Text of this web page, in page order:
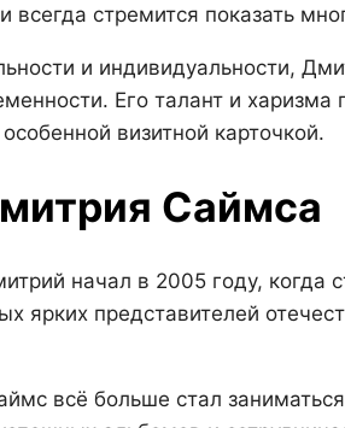
всегда стремится показать
и индивидуальности,
Его талант и
визитной карточкой.
Саймса
начал в 2005 году, когда
ярких представителей
всё больше стал